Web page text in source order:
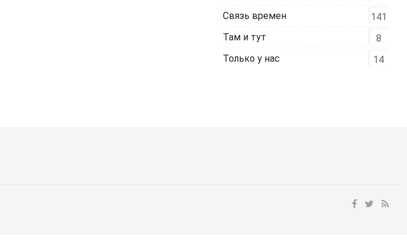
Связь времен
141
Там и тут
8
Только у нас
14